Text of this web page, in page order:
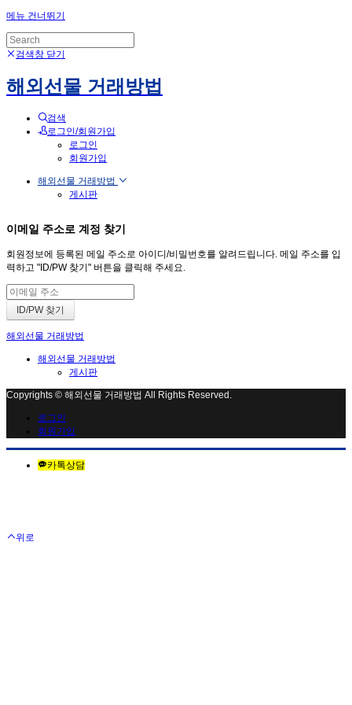
메뉴 건너뛰기
검색창 닫기
해외선물 거래방법
검색
로그인/회원가입
로그인
회원가입
해외선물 거래방법
게시판
이메일 주소로 계정 찾기
회원정보에 등록된 메일 주소로 아이디/비밀번호를 알려드립니다. 메일 주소를 입
력하고 "ID/PW 찾기" 버튼을 클릭해 주세요.
해외선물 거래방법
해외선물 거래방법
게시판
Copyrights © 해외선물 거래방법 All Rights Reserved.
로그인
회원가입
카톡상담
위로